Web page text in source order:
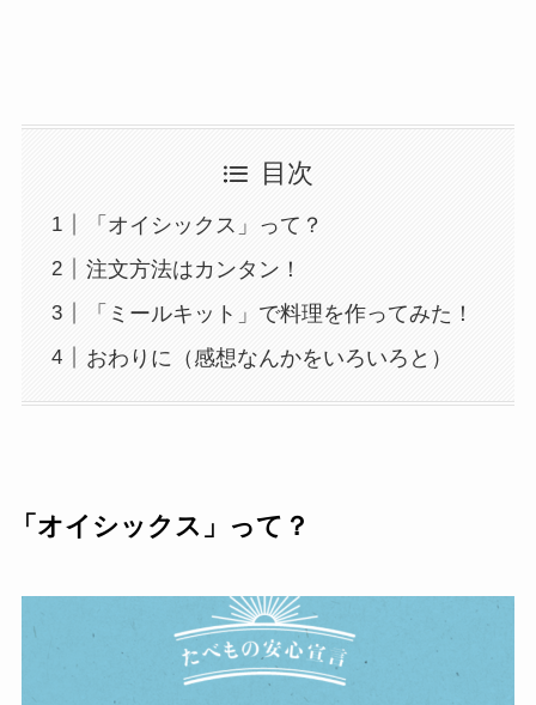
目次
「オイシックス」って？
注文方法はカンタン！
「ミールキット」で料理を作ってみた！
おわりに（感想なんかをいろいろと）
「オイシックス」って？